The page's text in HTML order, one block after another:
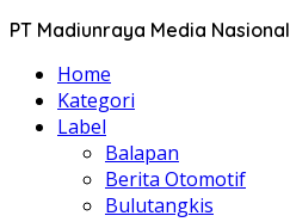
PT Madiunraya Media Nasional
Home
Kategori
Label
Balapan
Berita Otomotif
Bulutangkis